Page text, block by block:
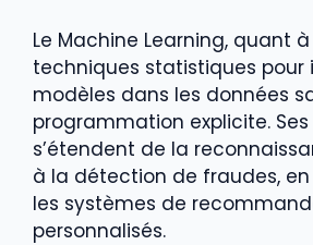
Le Machine Learning, quant
techniques statistiques pour
modèles dans les données
programmation explicite.
s’étendent de la
à la détection de fraudes,
les systèmes de
personnalisés.